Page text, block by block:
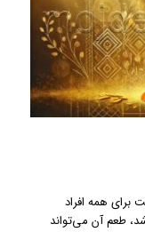
همه افراد
طعم آن می‌تواند